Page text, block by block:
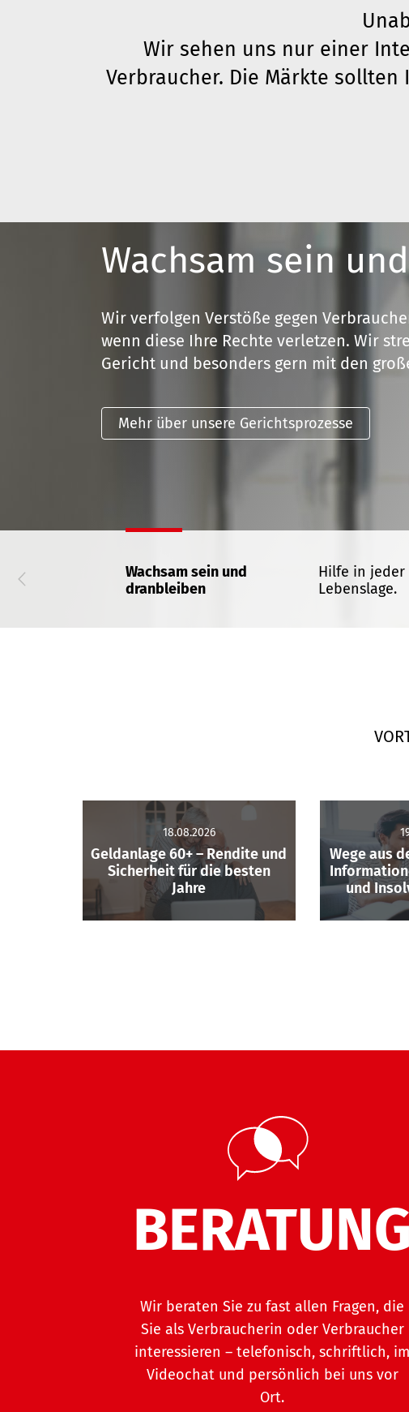
Wir sehen uns nur einer
Verbraucher. Die Märkte
Wachsam sein und
dranbleiben
Hilfe in jeder
Lebenslage.
Wachsam sein
Wir verfolgen Verstöße gegen
wenn diese Ihre Rechte verletzen. Wir
Gericht und besonders gern mit den
Mehr über unsere Gerichtsprozesse
18.08.2026
Geldanlage 60+ – Rendite und
Sicherheit für die besten
Jahre
Wege aus
und
BERATUNG
Wir beraten Sie zu fast allen Fragen, die
Sie als Verbraucherin oder Verbraucher
interessieren – telefonisch, schriftlich, im
Videochat und persönlich bei uns vor
Ort.